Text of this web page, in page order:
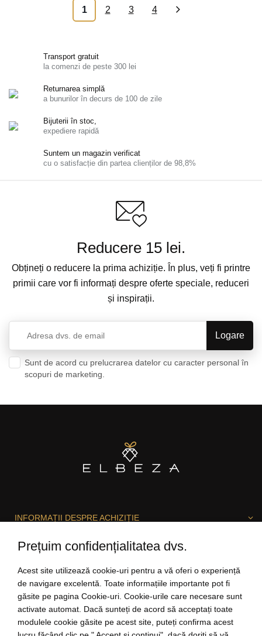
1 2 3 4 »
Transport gratuit
la comenzi de peste 300 lei
Returnarea simplă
a bunurilor în decurs de 100 de zile
Bijuterii în stoc,
expediere rapidă
Suntem un magazin verificat
cu o satisfacție din partea clienților de 98,8%
Reducere 15 lei.
Obțineți o reducere la prima achiziție. În plus, veți fi printre
primii care vor fi informați despre oferte speciale, reduceri
și inspirații.
Sunt de acord cu prelucrarea datelor cu caracter personal în
scopuri de marketing.
INFORMAȚII DESPRE ACHIZIȚIE
SUNTEM BUCUROȘI SĂ VĂ AJUTĂM!
Prețuim confidențialitatea dvs.
Acest site utilizează cookie-uri pentru a vă oferi o experiență
de navigare excelentă. Toate informațiile importante pot fi
găsite pe pagina Cookie-uri. Cookie-urile care necesare sunt
activate automat. Dacă sunteți de acord să acceptați toate
modulele cookie găsite pe acest site, puteți confirma acest